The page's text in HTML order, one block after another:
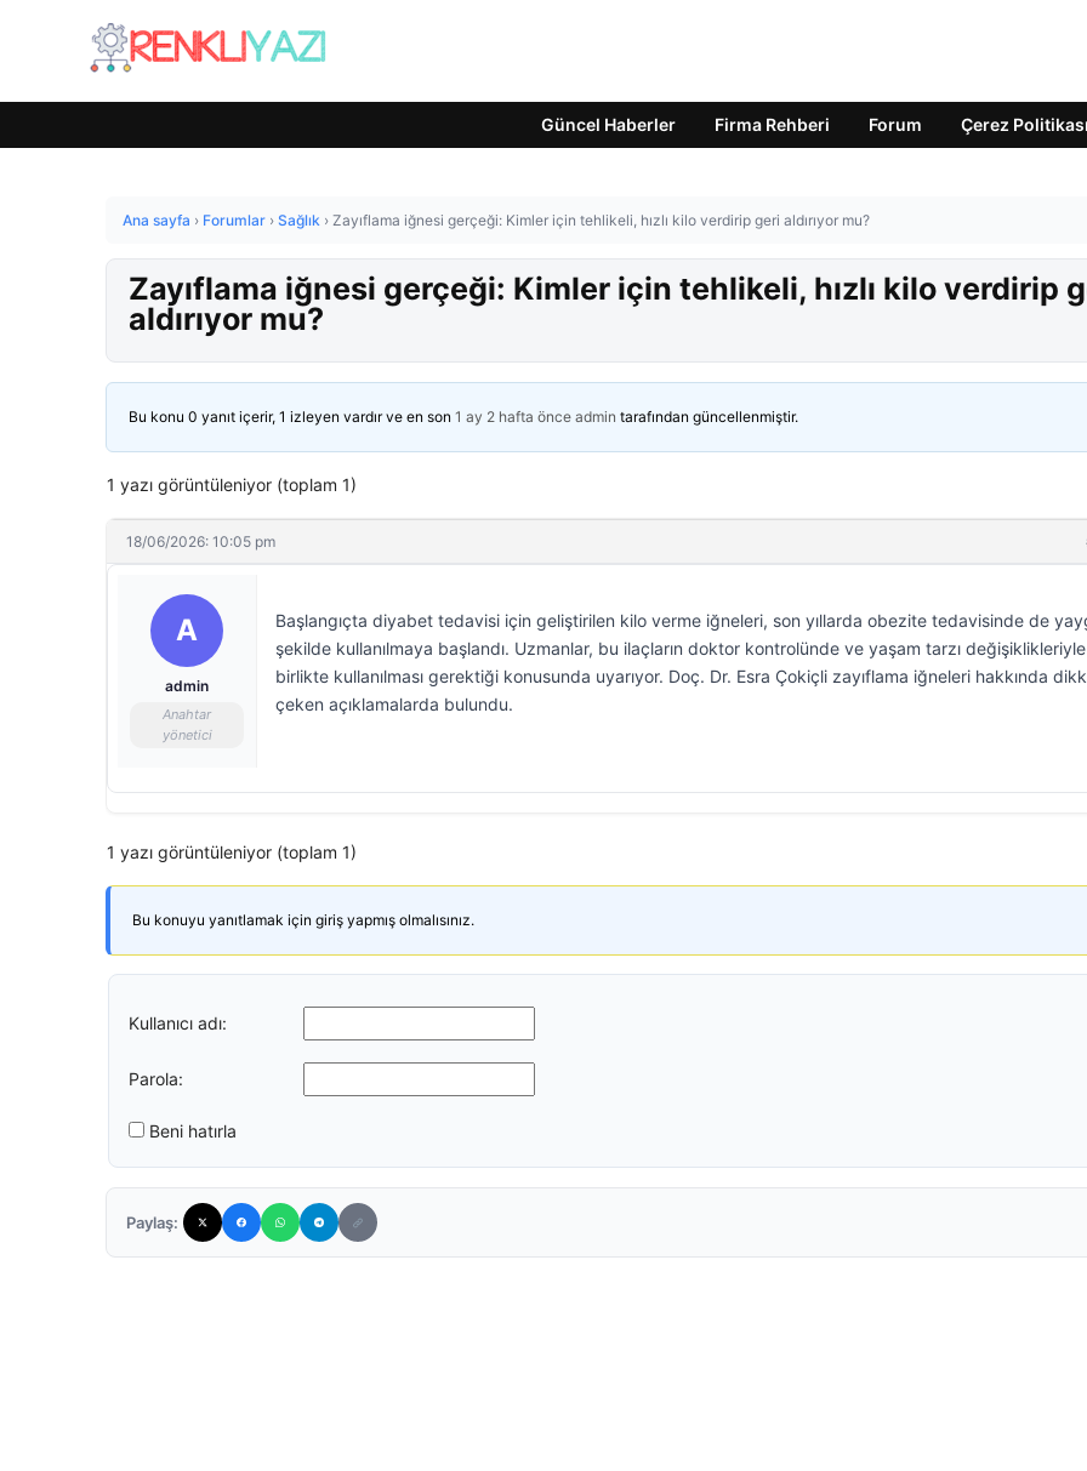
Güncel Haberler Firma Rehberi Forum Çerez Politikası
Ana sayfa › Forumlar › Sağlık › Zayıflama iğnesi gerçeği: Kimler için tehlikeli, hızlı kilo verdirip geri aldırıyor mu?
Zayıflama iğnesi gerçeği: Kimler için tehlikeli, hızlı kilo verdirip
aldırıyor mu?
Bu konu 0 yanıt içerir, 1 izleyen vardır ve en son 1 ay 2 hafta önce admin tarafından güncellenmiştir.
1 yazı görüntüleniyor (toplam 1)
18/06/2026: 10:05 pm
A
admin
Anahtar
yönetici
Başlangıçta diyabet tedavisi için geliştirilen kilo verme iğneleri, son yıllarda obezite tedavisinde de
şekilde kullanılmaya başlandı. Uzmanlar, bu ilaçların doktor kontrolünde ve yaşam tarzı değişiklikleriyle
birlikte kullanılması gerektiği konusunda uyarıyor. Doç. Dr. Esra Çokiçli zayıflama iğneleri hakkında
çeken açıklamalarda bulundu.
1 yazı görüntüleniyor (toplam 1)
Bu konuyu yanıtlamak için giriş yapmış olmalısınız.
Kullanıcı adı:
Parola:
Beni hatırla
Paylaş: